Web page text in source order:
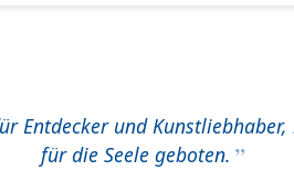
Entdecker und
für die Seele geboten.